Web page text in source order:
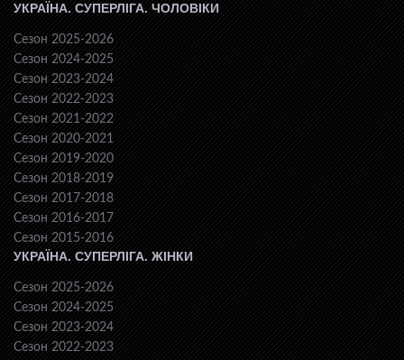
УКРАЇНА. СУПЕРЛІГА. ЧОЛОВІКИ
Сезон 2025-2026
Сезон 2024-2025
Сезон 2023-2024
Сезон 2022-2023
Сезон 2021-2022
Сезон 2020-2021
Сезон 2019-2020
Сезон 2018-2019
Сезон 2017-2018
Сезон 2016-2017
Сезон 2015-2016
УКРАЇНА. СУПЕРЛІГА. ЖІНКИ
Сезон 2025-2026
Сезон 2024-2025
Сезон 2023-2024
Сезон 2022-2023